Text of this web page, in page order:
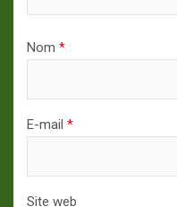
Nom *
E-mail *
Site web